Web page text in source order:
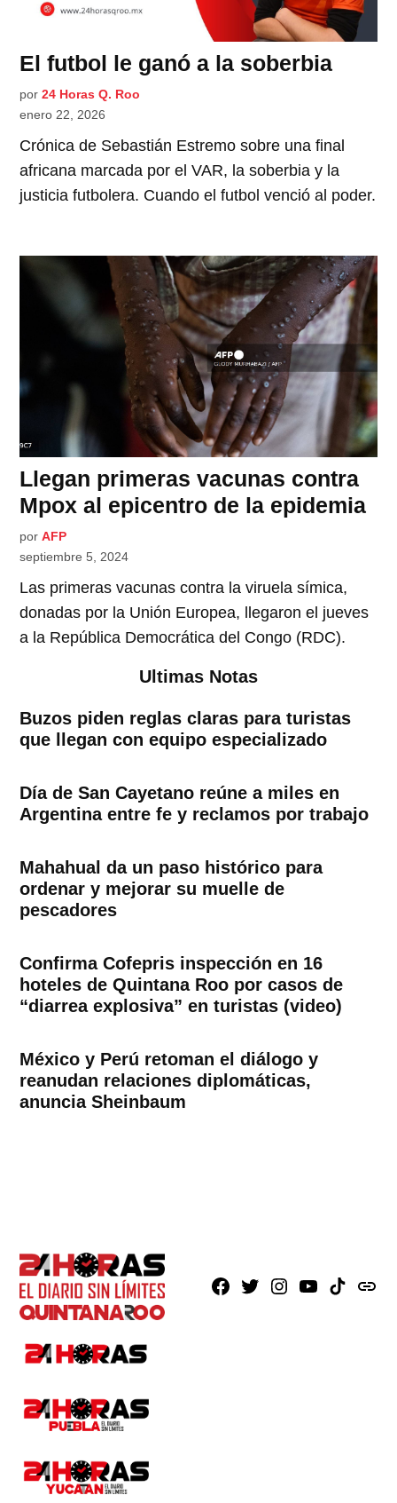
El futbol le ganó a la soberbia
por 24 Horas Q. Roo
enero 22, 2026
Crónica de Sebastián Estremo sobre una final
africana marcada por el VAR, la soberbia y la
justicia futbolera. Cuando el futbol venció al poder.
Llegan primeras vacunas contra
Mpox al epicentro de la epidemia
por AFP
septiembre 5, 2024
Las primeras vacunas contra la viruela símica,
donadas por la Unión Europea, llegaron el jueves
a la República Democrática del Congo (RDC).
Ultimas Notas
Buzos piden reglas claras para turistas
que llegan con equipo especializado
Día de San Cayetano reúne a miles en
Argentina entre fe y reclamos por trabajo
Mahahual da un paso histórico para
ordenar y mejorar su muelle de
pescadores
Confirma Cofepris inspección en 16
hoteles de Quintana Roo por casos de
“diarrea explosiva” en turistas (video)
México y Perú retoman el diálogo y
reanudan relaciones diplomáticas,
anuncia Sheinbaum
Facebook
X Instagram
YoutubeTikTokissuu